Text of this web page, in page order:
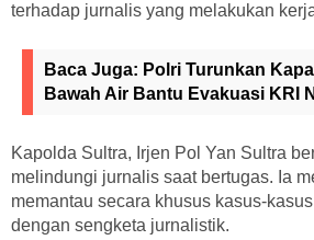
terhadap jurnalis yang melakukan
Baca Juga: Polri Turunkan
Bawah Air Bantu Evakuasi KRI
Kapolda Sultra, Irjen Pol Yan Sultra
melindungi jurnalis saat bertugas. Ia
memantau secara khusus kasus-
dengan sengketa jurnalistik.